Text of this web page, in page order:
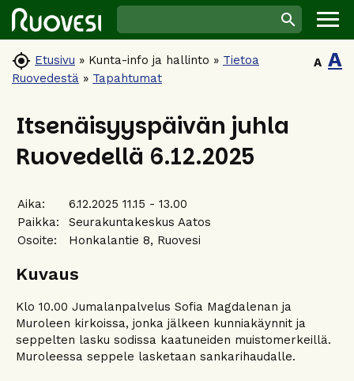
 Etusivu » Kunta-info ja hallinto » Tietoa
Ruovedestä » Tapahtumat
A A
Itsenäisyyspäivän juhla
Ruovedellä 6.12.2025
Aika:
6.12.2025 11.15 - 13.00
Paikka:
Seurakuntakeskus Aatos
Osoite:
Honkalantie 8, Ruovesi
Kuvaus
Klo 10.00 Jumalanpalvelus Sofia Magdalenan ja
Muroleen kirkoissa, jonka jälkeen kunniakäynnit ja
seppelten lasku sodissa kaatuneiden muistomerkeillä.
Muroleessa seppele lasketaan sankarihaudalle.